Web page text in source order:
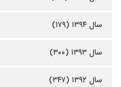
سال ۱۳۹۴ (۱۷۹)
سال ۱۳۹۳ (۳۰۰)
سال ۱۳۹۲ (۳۴۷)